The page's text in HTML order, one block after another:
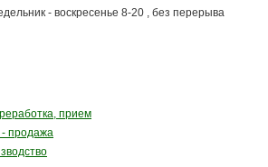
- воскресенье 8-20 , без перерыва
прием
продажа